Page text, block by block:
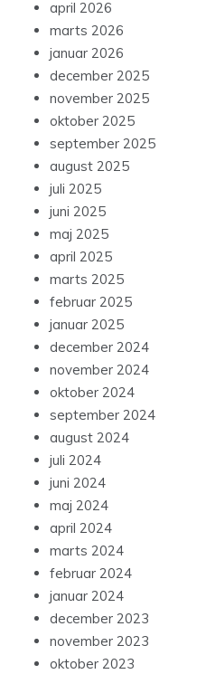
april 2026
marts 2026
januar 2026
december 2025
november 2025
oktober 2025
september 2025
august 2025
juli 2025
juni 2025
maj 2025
april 2025
marts 2025
februar 2025
januar 2025
december 2024
november 2024
oktober 2024
september 2024
august 2024
juli 2024
juni 2024
maj 2024
april 2024
marts 2024
februar 2024
januar 2024
december 2023
november 2023
oktober 2023